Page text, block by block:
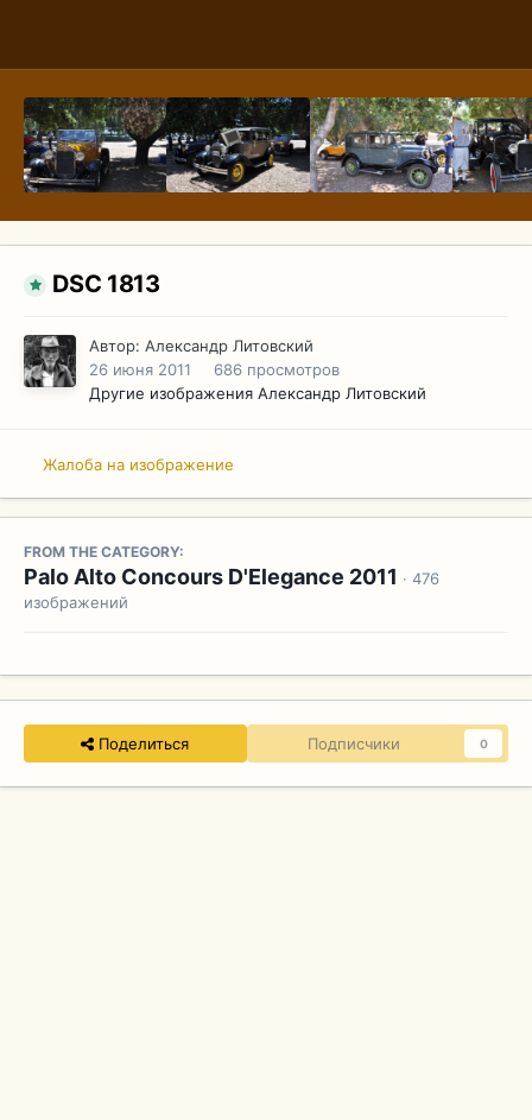
DSC 1813
Автор: Александр Литовский
26 июня 2011
686 просмотров
Другие изображения Александр Литовский
Жалоба на изображение
FROM THE CATEGORY:
Palo Alto Concours D'Elegance 2011 · 476
изображений
Поделиться Подписчики 0